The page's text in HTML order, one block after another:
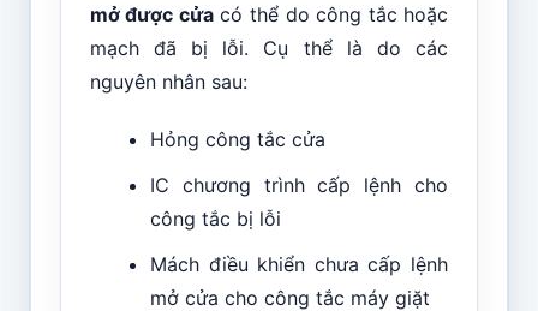
mở được cửacó thể do công tắc hoặc
mạch đã bị lỗi. Cụ thể là do các
nguyên nhân sau:
Hỏng công tắc cửa
IC chương trình cấp lệnh cho
công tắc bị lỗi
Mách điều khiển chưa cấp lệnh
mở cửa cho công tắc máy giặt